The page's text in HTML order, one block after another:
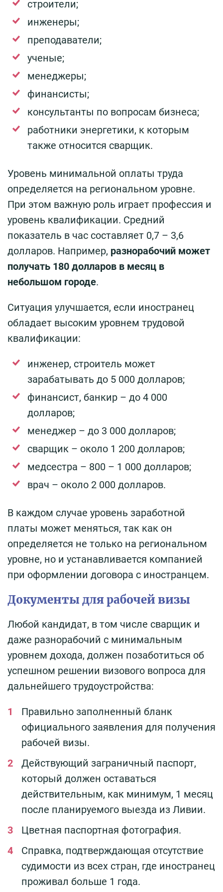
строители;
инженеры;
преподаватели;
ученые;
менеджеры;
финансисты;
консультанты по вопросам бизнеса;
работники энергетики, к которым
также относится сварщик.
Уровень минимальной оплаты труда
определяется на региональном уровне.
При этом важную роль играет профессия и
уровень квалификации. Средний
показатель в час составляет 0,7 – 3,6
долларов. Например, разнорабочий может
получать 180 долларов в месяц в
небольшом городе.
Ситуация улучшается, если иностранец
обладает высоким уровнем трудовой
квалификации:
инженер, строитель может
зарабатывать до 5 000 долларов;
финансист, банкир – до 4 000
долларов;
менеджер – до 3 000 долларов;
сварщик – около 1 200 долларов;
медсестра – 800 – 1 000 долларов;
врач – около 2 000 долларов.
В каждом случае уровень заработной
платы может меняться, так как он
определяется не только на региональном
уровне, но и устанавливается компанией
при оформлении договора с иностранцем.
Документы для рабочей визы
Любой кандидат, в том числе сварщик и
даже разнорабочий с минимальным
уровнем дохода, должен позаботиться об
успешном решении визового вопроса для
дальнейшего трудоустройства:
Правильно заполненный бланк
официального заявления для получения
рабочей визы.
Действующий заграничный паспорт,
который должен оставаться
действительным, как минимум, 1 месяц
после планируемого выезда из Ливии.
Цветная паспортная фотография.
Справка, подтверждающая отсутствие
судимости из всех стран, где иностранец
проживал больше 1 года.